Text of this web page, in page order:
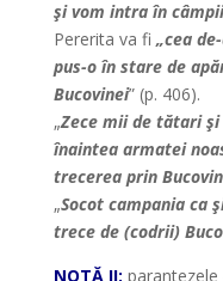
şi vom intra în
Pererita va fi „cea
pus-o în stare de
Bucovinei” (p. 406).
„Zece mii de tătari
înaintea armatei
trecerea prin
„Socot campania ca
trece de (codrii)
NOTĂ II: parantezele